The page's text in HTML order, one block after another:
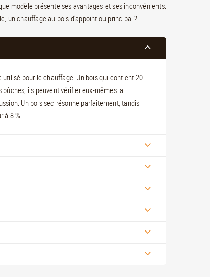
modèle présente ses avantages et ses inconvénients.
un chauffage au bois d’appoint ou principal ?
utilisé pour le chauffage. Un bois qui contient 20
bûches, ils peuvent vérifier eux-mêmes la
Un bois sec résonne parfaitement, tandis
à 8 %.